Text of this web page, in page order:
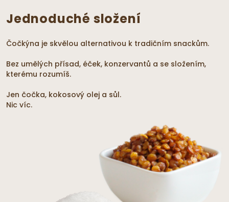
Jednoduché složení
Čočkýna je skvělou alternativou k tradičním snackům.
Bez umělých přísad, éček, konzervantů a se složením,
kterému rozumíš.
Jen čočka, kokosový olej a sůl.
Nic víc.